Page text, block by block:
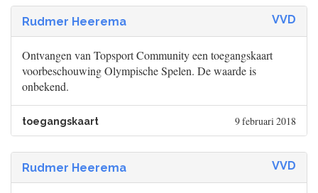
Rudmer Heerema VVD
Ontvangen van Topsport Community een toegangskaart
voorbeschouwing Olympische Spelen. De waarde is
onbekend.
toegangskaart 9 februari 2018
Rudmer Heerema VVD